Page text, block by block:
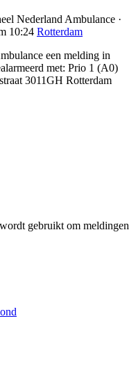
Nederland Ambulance ·
10:24 Rotterdam
een melding in
met: Prio 1 (A0)
3011GH Rotterdam
gebruikt om meldingen